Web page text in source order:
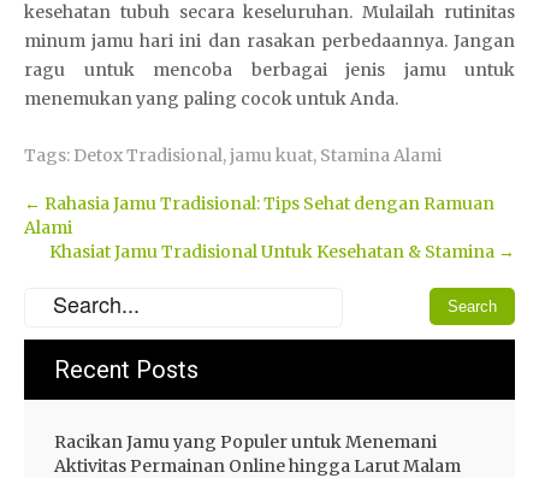
kesehatan tubuh secara keseluruhan. Mulailah rutinitas
minum jamu hari ini dan rasakan perbedaannya. Jangan
ragu untuk mencoba berbagai jenis jamu untuk
menemukan yang paling cocok untuk Anda.
Tags: Detox Tradisional,jamu kuat, Stamina Alami
Post
navigation
← Rahasia Jamu Tradisional: Tips Sehat dengan Ramuan
Alami
Khasiat Jamu Tradisional Untuk Kesehatan & Stamina →
Recent Posts
Racikan Jamu yang Populer untuk Menemani
Aktivitas Permainan Online hingga Larut Malam